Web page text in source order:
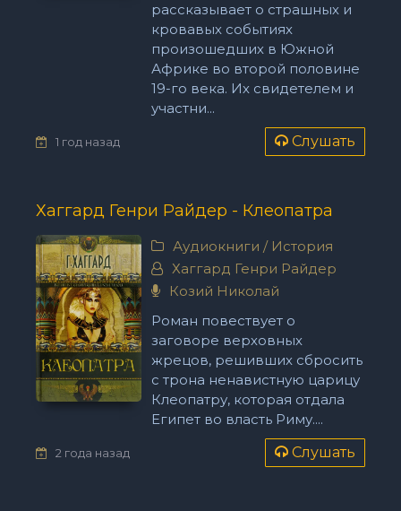
рассказывает о страшных и
кровавых событиях
произошедших в Южной
Африке во второй половине
19-го века. Их свидетелем и
участни...
1 год назад Слушать
Хаггард Генри Райдер - Клеопатра
Аудиокниги / История
Хаггард Генри Райдер
Козий Николай
Роман повествует о
заговоре верховных
жрецов, решивших сбросить
с трона ненавистную царицу
Клеопатру, которая отдала
Египет во власть Риму....
2 года назад Слушать